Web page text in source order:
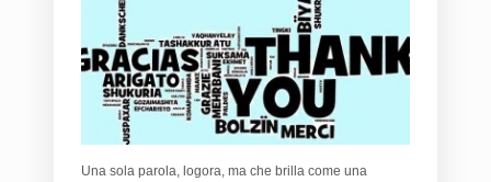
Una sola parola, logora, ma che brilla come una